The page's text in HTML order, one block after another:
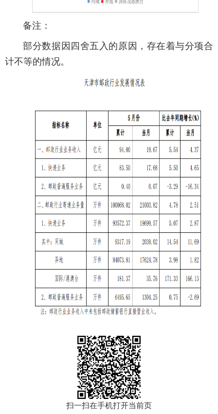
备注：
部分数据因四舍五入的原因，存在着与分项合
计不等的情况。
扫一扫在手机打开当前页